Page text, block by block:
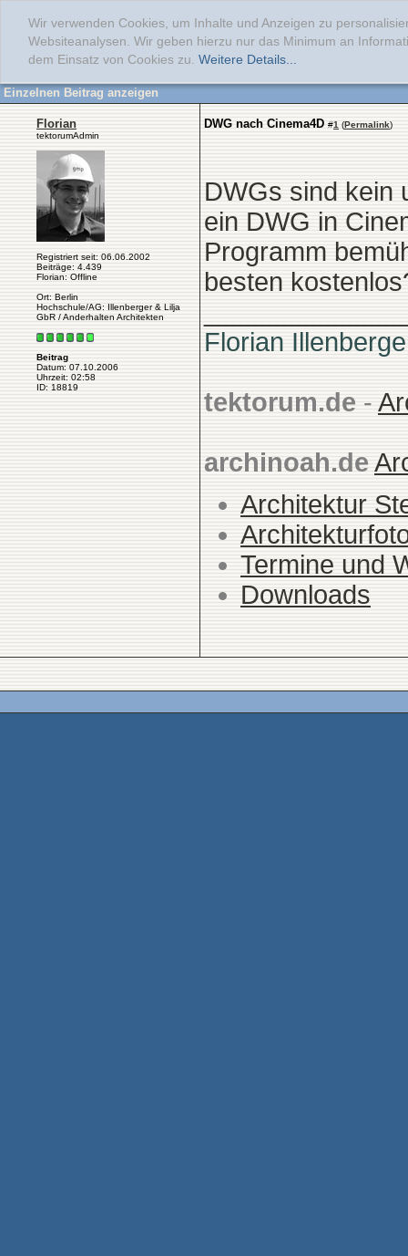
Wir verwenden Cookies, um Inhalte und Anzeigen zu
Websiteanalysen. Wir geben hierzu nur das Minimum an
dem Einsatz von Cookies zu. Weitere Details...
Einzelnen Beitrag anzeigen
Florian
tektorumAdmin
Registriert seit: 06.06.2002
Beiträge: 4.439
Florian: Offline
Ort: Berlin
Hochschule/AG: Illenberger & Lilja
GbR / Anderhalten Architekten
Beitrag
Datum: 07.10.2006
Uhrzeit: 02:58
ID: 18819
DWG nach Cinema4D #1 (Permalink)
DWGs sind kein
ein DWG in
Programm
besten
Florian
tektorum.de -
archinoah.de
Architektur
Termine und
Downloads